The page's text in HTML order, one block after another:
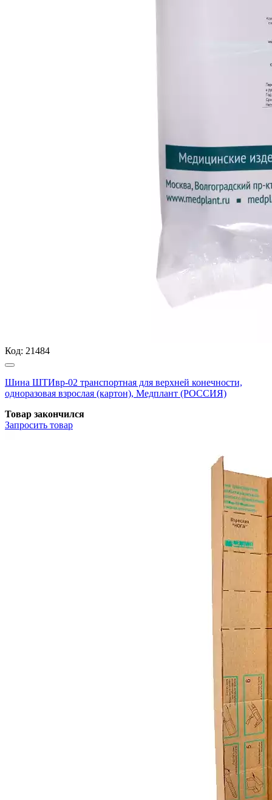
Код: 21484
Шина ШТИвр-02 транспортная для верхней конечности,
одноразовая взрослая (картон), Медплант (РОССИЯ)
Товар закончился
Запросить товар